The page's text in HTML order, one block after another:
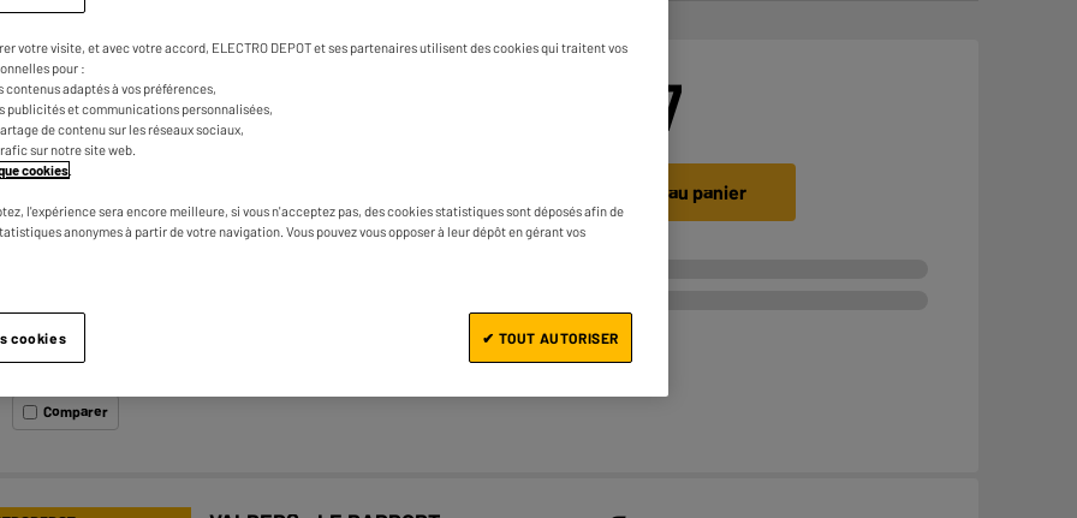
Comparer
VALBERG : LE RAPPORT
QUALITÉ/PRIX
★★★★★
★★★★★ 4.5/5(168)
97
Ajouter au panier
votre visite, et avec votre accord, ELECTRO DEPOT et ses partenaires utilisent des cookies qui traitent vos
pour :
contenus adaptés à vos préférences,
publicités et communications personnalisées,
de contenu sur les réseaux sociaux,
sur notre site web.
cookies
l'expérience sera encore meilleure, si vous n'acceptez pas, des cookies statistiques sont déposés afin de
anonymes à partir de votre navigation. Vous pouvez vous opposer à leur dépôt en gérant vos
cookies ✔ TOUT AUTORISER